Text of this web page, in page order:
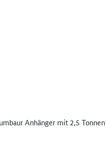
Anhänger mit 2,5